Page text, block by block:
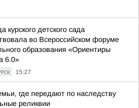
курского детского сада
во Всероссийском форуме
образования «Ориентиры
6.0»
15:27
где передают по наследству
реликвии